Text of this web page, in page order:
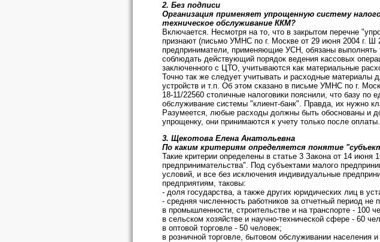
2. Без подписи
Организация применяет упрощенную систему
техническое обслуживание ККМ?
Включается. Несмотря на то, что в закрытом перечне
признают (письмо УМНС по г. Москве от 29 июня 2004 г.
предприниматели, применяющие УСН, обязаны выполнять
соблюдать действующий порядок ведения кассовых
заключенного с ЦТО, учитываются как материальные
Точно так же следует учитывать и расходные
устройств и т.п. Об этом сказано в письме УМНС по г.
18-11/22560 столичные налоговики пояснили, что базу
обслуживание системы "клиент-банк". Правда, их нужно
Разумеется, любые расходы должны быть обоснованы и
упрощенку, они принимаются к учету только после оплаты.
3. Щекотова Елена Анатольевна
По каким критериям определяется понятие
Такие критерии определены в статье 3 Закона от 14
предпринимательства". Под субъектами малого
условий, и все без исключения индивидуальные
предприятиям, таковы:
- доля государства, а также других юридических лиц в
- средняя численность работников за отчетный период не
в промышленности, строительстве и на транспорте - 100
в сельском хозяйстве и научно-технической сфере - 60
в оптовой торговле - 50 человек;
в розничной торговле, бытовом обслуживании населения